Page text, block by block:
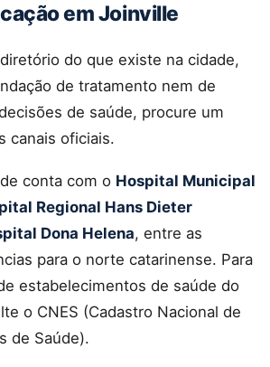
em Joinville
do que existe na cidade,
de tratamento nem de
de saúde, procure um
canais oficiais.
conta com o Hospital Municipal
Regional Hans Dieter
Dona Helena, entre as
para o norte catarinense. Para
estabelecimentos de saúde do
o CNES (Cadastro Nacional de
de Saúde).